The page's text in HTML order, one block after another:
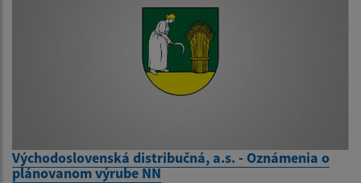
Východoslovenská distribučná, a.s. - Oznámenia o
plánovanom výrube NN